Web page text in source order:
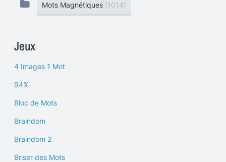
Mots Magnétiques (1014)
Jeux
4 Images 1 Mot
94%
Bloc de Mots
Braindom
Braindom 2
Briser des Mots